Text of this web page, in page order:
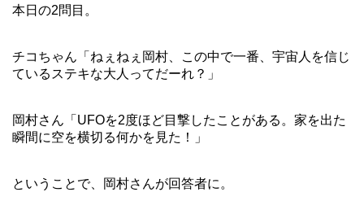
本日の2問目。
チコちゃん「ねぇねぇ岡村、この中で一番、宇宙人を信じ
ているステキな大人ってだーれ？」
岡村さん「UFOを2度ほど目撃したことがある。家を出た
瞬間に空を横切る何かを見た！」
ということで、岡村さんが回答者に。